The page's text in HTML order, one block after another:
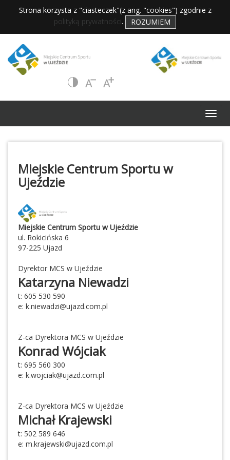
Strona korzysta z "ciasteczek"(z ang. "cookies") zgodnie z
polityką prywatności. ROZUMIEM
Miejskie Centrum Sportu w
Ujeździe
Miejskie Centrum Sportu w Ujeździe
ul. Rokicińska 6
97-225 Ujazd
Dyrektor MCS w Ujeździe
Katarzyna Niewadzi
t: 605 530 590
e: k.niewadzi@ujazd.com.pl
Z-ca Dyrektora MCS w Ujeździe
Konrad Wójciak
t: 695 560 300
e: k.wojciak@ujazd.com.pl
Z-ca Dyrektora MCS w Ujeździe
Michał Krajewski
t: 502 589 646
e: m.krajewski@ujazd.com.pl